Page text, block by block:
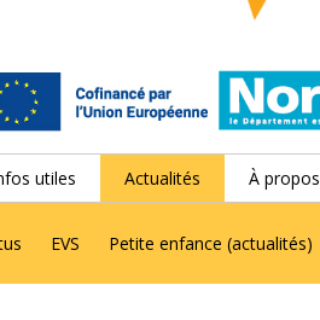
utiles Actualités À propos
EVS Petite enfance (actualités)